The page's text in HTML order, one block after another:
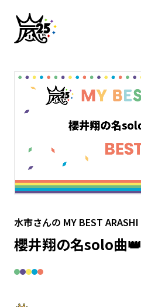
水市さんの MY BEST ARASHI
櫻井翔の名solo曲👑